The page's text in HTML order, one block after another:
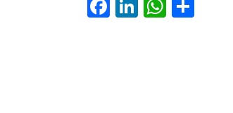
Facebook
LinkedIn